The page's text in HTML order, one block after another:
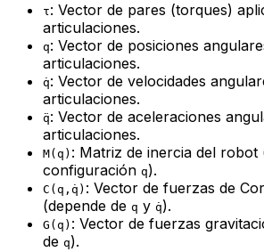
τ: Vector de pares (torques)
articulaciones.
q: Vector de posiciones
articulaciones.
q̇: Vector de velocidades
articulaciones.
q̈: Vector de aceleraciones
articulaciones.
M(q) : Matriz de inercia del robot
configuración q).
C(q,q̇) : Vector de fuerzas de
(depende de q y q̇).
G(q) : Vector de fuerzas
de q).